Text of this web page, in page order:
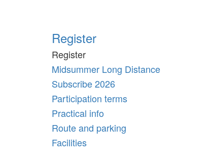
Register
Register
Midsummer Long Distance
Subscribe 2026
Participation terms
Practical info
Route and parking
Facilities